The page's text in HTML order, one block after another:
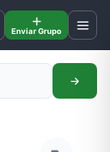
Enviar Grupo